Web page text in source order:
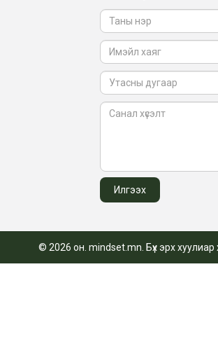
© 2026 он. mindset.mn. Бүх эрх хуулиар